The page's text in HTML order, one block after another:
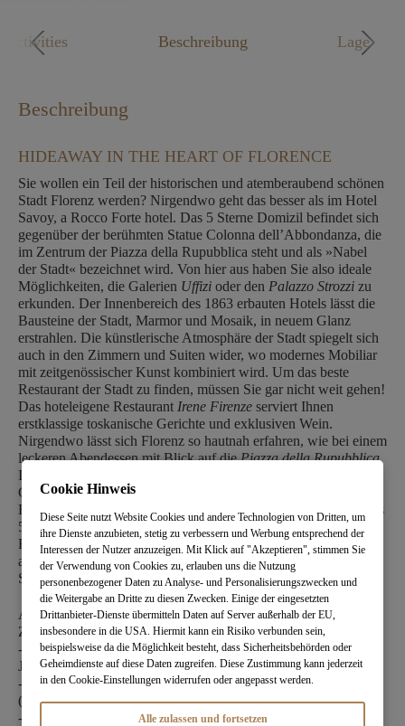
Beschreibung Lage
Activities
Beschreibung
HIDEAWAY IN THE HEART OF FLORENCE
Sie wollen ein Teil der historischen und atemberaubend schönen
Stadt Florenz werden? Nirgendwo geht das besser als im Hotel
Savoy, a Rocco Forte hotel. Das 5 Sterne Domizil befindet sich
gegenüber der berühmten Statue Colonna dell’Abbondanza, die
im Zentrum der Piazza della Rupubblica steht und als »Nabel
der Stadt« bezeichnet wird. Von hier aus haben Sie also ideale
Möglichkeiten, die Galerien Uffizi oder den Palazzo Strozzi zu
erkunden. Der Innenbereich des 1863 erbauten Hotels lässt die
Bausteine der Stadt, Marmor und Mosaik, in neuem Glanz
erstrahlen. Die künstlerische Atmosphäre der Stadt spiegelt sich
auch in den Zimmern und Suiten wider, wo modernes Mobiliar
mit zeitgenössischer Kunst kombiniert wird. Um das beste
Restaurant der Stadt zu finden, müssen Sie gar nicht weit gehen!
Das hoteleigene Restaurant Irene Firenze serviert Ihnen
erstklassige toskanische Gerichte und exklusiven Wein.
Nirgendwo lässt sich Florenz so hautnah erfahren, wie bei einem
leckeren Abendessen mit Blick auf diePiazza della Rupubblica.
In der Irene Bar lässt sich ein aufregender Tag bei einem
Cocktail oder Champagner perfekt abrunden. Im hoteleigenen
Fitnesscenter haben Sie die Möglichkeit, sich auszupowern. Das
5-Sterne Hotel Savoy Florence, a Rocco Forte Hotel ist ein
Refugium im Herzen Florenz. Von hier lässt sich die
ansteckende Energie der Stadt nicht nur hautnah miterleben –
Sie werden Teil von ihr!
Als DESIGNREISEN Kunde erhalten Sie folgende
Zusatzleistungen
-100.00 Euro Guthaben für Food & Beverage für Zimmer und
Junior Suiten (einmalig per Aufenthalt)
-200.00 Euro Guthaben für Food & Beverage für Suiten
(einmalig per Aufenthalt)
-Höchste Priorität für ein Upgrade in eine höhere
Cookie Hinweis
Diese Seite nutzt Website Cookies und andere Technologien von Dritten, um
ihre Dienste anzubieten, stetig zu verbessern und Werbung entsprechend der
Interessen der Nutzer anzuzeigen. Mit Klick auf "Akzeptieren", stimmen Sie
der Verwendung von Cookies zu, erlauben uns die Nutzung
personenbezogener Daten zu Analyse- und Personalisierungszwecken und
die Weitergabe an Dritte zu diesen Zwecken. Einige der eingesetzten
Drittanbieter-Dienste übermitteln Daten auf Server außerhalb der EU,
insbesondere in die USA. Hiermit kann ein Risiko verbunden sein,
beispielsweise da die Möglichkeit besteht, dass Sicherheitsbehörden oder
Geheimdienste auf diese Daten zugreifen. Diese Zustimmung kann jederzeit
in den Cookie-Einstellungen widerrufen oder angepasst werden.
Alle zulassen und fortsetzen